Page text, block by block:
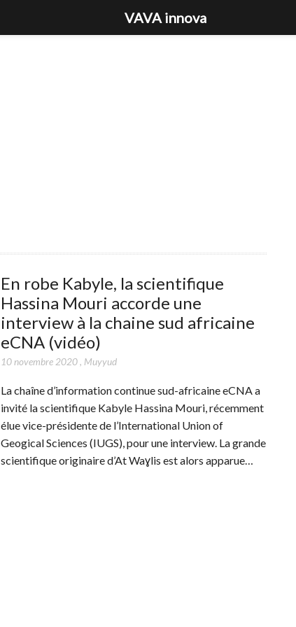
En robe Kabyle, la scientifique
Hassina Mouri accorde une
interview à la chaine sud africaine
eCNA (vidéo)
10 novembre 2020, Muyyud
La chaîne d’information continue sud-africaine eCNA a
invité la scientifique Kabyle Hassina Mouri, récemment
élue vice-présidente de l’International Union of
Geogical Sciences (IUGS), pour une interview. La grande
scientifique originaire d’At Waɣlis est alors apparue…
VAVA innova